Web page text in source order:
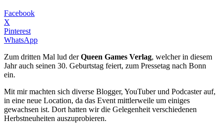
Facebook
X
Pinterest
WhatsApp
Zum dritten Mal lud derQueen Games Verlag, welcher in diesem
Jahr auch seinen 30. Geburtstag feiert, zum Pressetag nach Bonn
ein.
Mit mir machten sich diverse Blogger, YouTuber und Podcaster auf,
in eine neue Location, da das Event mittlerweile um einiges
gewachsen ist. Dort hatten wir die Gelegenheit verschiedenen
Herbstneuheiten auszuprobieren.